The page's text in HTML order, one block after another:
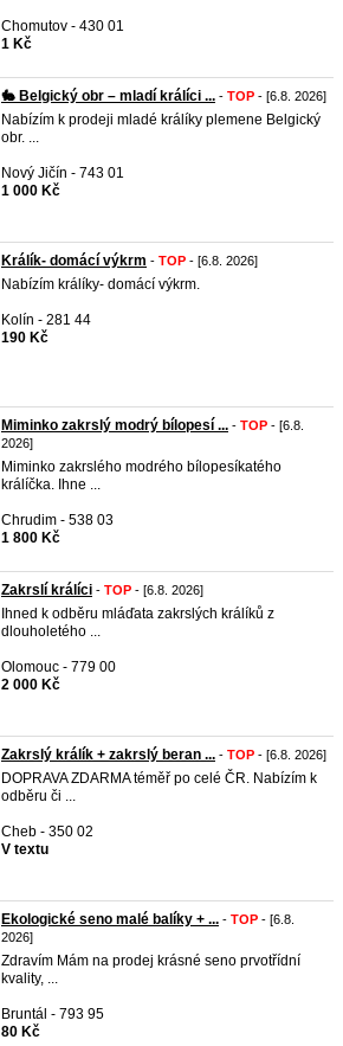
Chomutov - 430 01
1 Kč
🐇 Belgický obr – mladí králíci ... - TOP - [6.8. 2026]
Nabízím k prodeji mladé králíky plemene Belgický
obr. ...
Nový Jičín - 743 01
1 000 Kč
Králík- domácí výkrm - TOP - [6.8. 2026]
Nabízím králíky- domácí výkrm.
Kolín - 281 44
190 Kč
Miminko zakrslý modrý bílopesí ... - TOP - [6.8.
2026]
Miminko zakrslého modrého bílopesíkatého
králíčka. Ihne ...
Chrudim - 538 03
1 800 Kč
Zakrslí králíci - TOP - [6.8. 2026]
Ihned k odběru mláďata zakrslých králíků z
dlouholetého ...
Olomouc - 779 00
2 000 Kč
Zakrslý králík + zakrslý beran ... - TOP - [6.8. 2026]
DOPRAVA ZDARMA téměř po celé ČR. Nabízím k
odběru či ...
Cheb - 350 02
V textu
Ekologické seno malé balíky + ... - TOP - [6.8.
2026]
Zdravím Mám na prodej krásné seno prvotřídní
kvality, ...
Bruntál - 793 95
80 Kč